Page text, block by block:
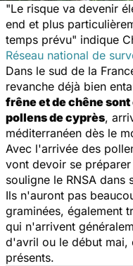
"Le risque va devenir
end et plus
temps prévu" indique
Réseau national de
Dans le sud de la
revanche déjà bien
frêne et de chêne
pollens de cyprès,
méditerranéen dès le
Avec l'arrivée des
vont devoir se
souligne le RNSA dans
Ils n'auront pas
graminées, également
qui n'arrivent
d'avril ou le début mai,
présents.